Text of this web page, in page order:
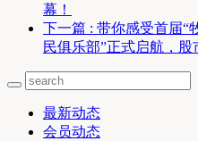
幕！
下一篇 : 带你感受首届“
民俱乐部”正式启航，股
最新动态
会员动态